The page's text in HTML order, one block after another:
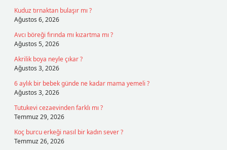
Kuduz tırnaktan bulaşır mı ?
Ağustos 6, 2026
Avcı böreği fırında mı kızartma mı ?
Ağustos 5, 2026
Akrilik boya neyle çıkar ?
Ağustos 3, 2026
6 aylık bir bebek günde ne kadar mama yemeli ?
Ağustos 3, 2026
Tutukevi cezaevinden farklı mı ?
Temmuz 29, 2026
Koç burcu erkeği nasıl bir kadın sever ?
Temmuz 26, 2026